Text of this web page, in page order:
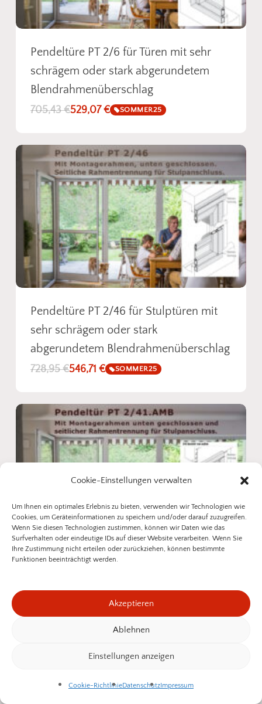
Cookie-Einstellungen verwalten
Um Ihnen ein optimales Erlebnis zu bieten, verwenden wir Technologien wie
Cookies, um Geräteinformationen zu speichern und/oder darauf zuzugreifen.
Wenn Sie diesen Technologien zustimmen, können wir Daten wie das
Surfverhalten oder eindeutige IDs auf dieser Website verarbeiten. Wenn Sie
Ihre Zustimmung nicht erteilen oder zurückziehen, können bestimmte
Funktionen beeinträchtigt werden.
Akzeptieren
Ablehnen
Einstellungen anzeigen
Cookie-RichtlinieDatenschutzImpressum
Pendeltüre PT 2/6 für Türen mit sehr
schrägem oder stark abgerundetem
Blendrahmenüberschlag
705,43€529,07€ SOMMER25
Pendeltüre PT 2/46 für Stulptüren mit
sehr schrägem oder stark
abgerundetem Blendrahmenüberschlag
728,95€546,71 € SOMMER25
flächenbündige und flächenversetzte
SOMMER25